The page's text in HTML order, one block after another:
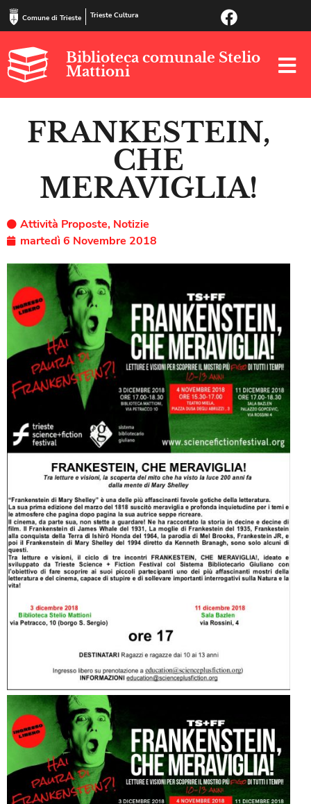
Comune di Trieste Trieste Cultura
Biblioteca comunale Stelio
Mattioni
FRANKESTEIN,
CHE
MERAVIGLIA!
Attività Proposte, Notizie
martedì 6 Novembre 2018